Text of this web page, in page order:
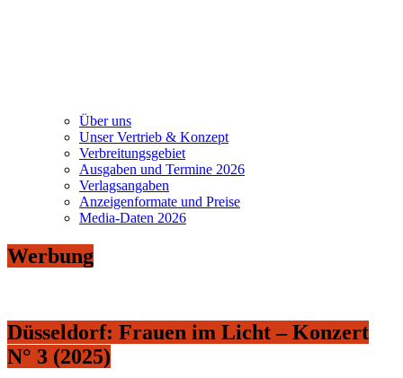
Über uns
Unser Vertrieb & Konzept
Verbreitungsgebiet
Ausgaben und Termine 2026
Verlagsangaben
Anzeigenformate und Preise
Media-Daten 2026
Werbung
Düsseldorf: Frauen im Licht – Konzert
N° 3 (2025)